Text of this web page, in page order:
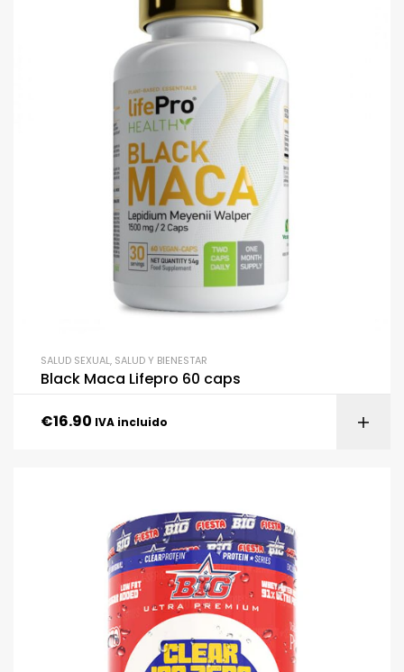
SALUD SEXUAL, SALUD Y BIENESTAR
Black Maca Lifepro 60 caps
€16.90 IVA incluido